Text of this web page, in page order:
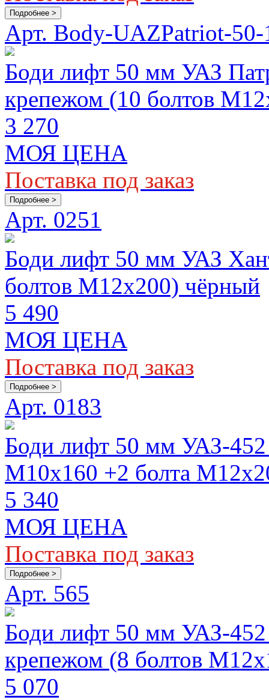
Подробнее >
Арт. Body-UAZPatriot-50-
Боди лифт 50 мм УАЗ
крепежом (10 болтов
3 270
МОЯ ЦЕНА
Поставка под заказ
Подробнее >
Арт. 0251
Боди лифт 50 мм УАЗ
болтов М12x200) чёрный
5 490
МОЯ ЦЕНА
Поставка под заказ
Подробнее >
Арт. 0183
Боди лифт 50 мм УАЗ-
М10х160 +2 болта
5 340
МОЯ ЦЕНА
Поставка под заказ
Подробнее >
Арт. 565
Боди лифт 50 мм УАЗ-
крепежом (8 болтов
5 070